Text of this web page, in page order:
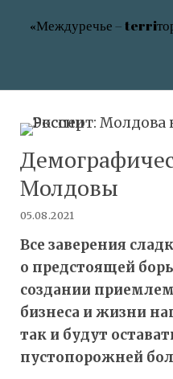
«Междуречье –
Молдовы
05.08.2021
Все заверения
о предстоящей
создании
бизнеса и жизни
так и будут
пустопорожней